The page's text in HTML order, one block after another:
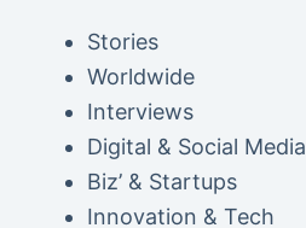
Stories
Worldwide
Interviews
Digital & Social Media
Biz’ & Startups
Innovation & Tech